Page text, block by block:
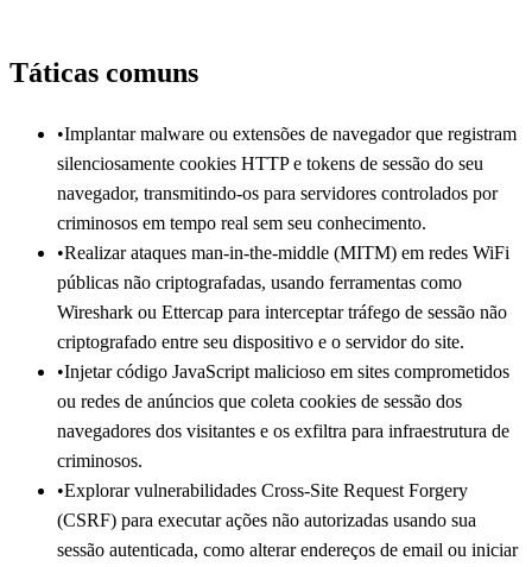
Táticas comuns
•Implantar malware ou extensões de navegador que registram
silenciosamente cookies HTTP e tokens de sessão do seu
navegador, transmitindo-os para servidores controlados por
criminosos em tempo real sem seu conhecimento.
•Realizar ataques man-in-the-middle (MITM) em redes WiFi
públicas não criptografadas, usando ferramentas como
Wireshark ou Ettercap para interceptar tráfego de sessão não
criptografado entre seu dispositivo e o servidor do site.
•Injetar código JavaScript malicioso em sites comprometidos
ou redes de anúncios que coleta cookies de sessão dos
navegadores dos visitantes e os exfiltra para infraestrutura de
criminosos.
•Explorar vulnerabilidades Cross-Site Request Forgery
(CSRF) para executar ações não autorizadas usando sua
sessão autenticada, como alterar endereços de email ou iniciar